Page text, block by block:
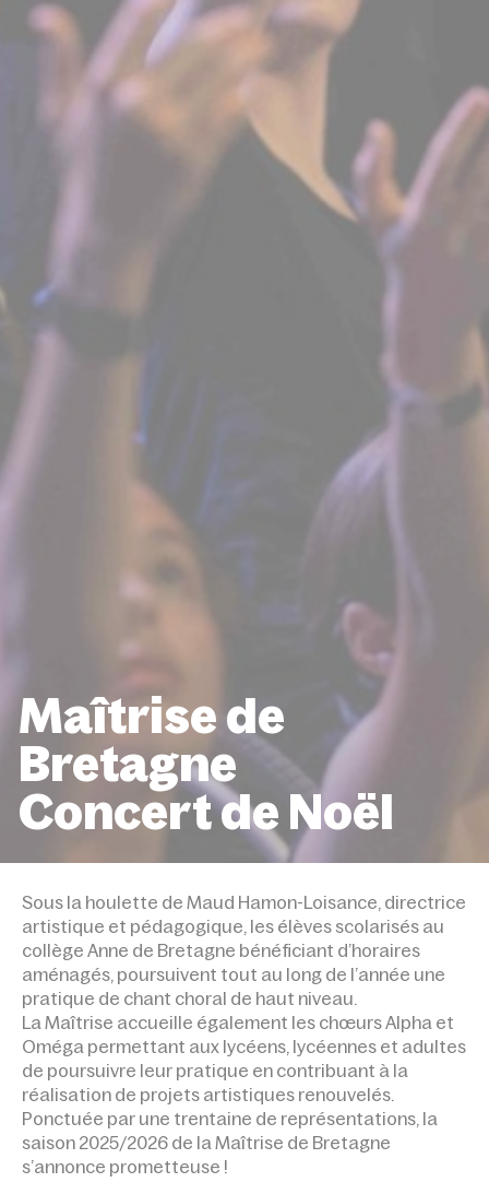
Maîtrise de
Bretagne
Concert de Noël
CONCERT DE NOËL
Sous la houlette de Maud Hamon-Loisance, directrice
artistique et pédagogique, les élèves scolarisés au
collège Anne de Bretagne bénéficiant d’horaires
aménagés, poursuivent tout au long de l’année une
pratique de chant choral de haut niveau.
La Maîtrise accueille également les chœurs Alpha et
Oméga permettant aux lycéens, lycéennes et adultes
de poursuivre leur pratique en contribuant à la
réalisation de projets artistiques renouvelés.
Ponctuée par une trentaine de représentations, la
saison 2025/2026 de la Maîtrise de Bretagne
s’annonce prometteuse !